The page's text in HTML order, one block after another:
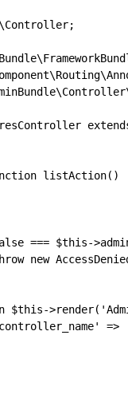
extends
listAction()
=== $this-
new
$this-
=>